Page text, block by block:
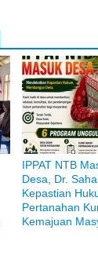
IPPAT NTB
Desa, Dr.
Kepastian
Pertanahan
Kemajuan